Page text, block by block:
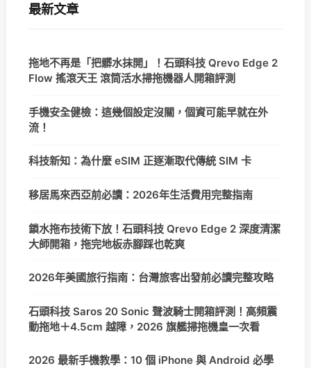
最新文章
拖地不再是「把髒水抹開」！石頭科技 Qrevo Edge 2
Flow 搖滾天王 滾筒活水掃拖機器人開箱評測
手機安全健檢：這幾個設定沒關，個資可能早就在外
流！
科技新知：為什麼 eSIM 正逐漸取代傳統 SIM 卡
移居馬來西亞前必讀：2026年生活費用完整指南
鎖水拖布技術下放！石頭科技 Qrevo Edge 2 深度清潔
大師開箱，拖完地板赤腳踩也乾爽
2026年美國旅行指南：台灣旅客出發前必讀完整攻略
石頭科技 Saros 20 Sonic 聲波騎士開箱評測！高頻震
動拖地＋4.5cm 越障，2026 旗艦掃拖機皇一次看
2026 最新手機教學：10 個 iPhone 與 Android 必學